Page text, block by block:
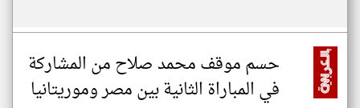
حسم موقف محمد صلاح من المشاركة
في المباراة الثانية بين مصر وموريتانيا